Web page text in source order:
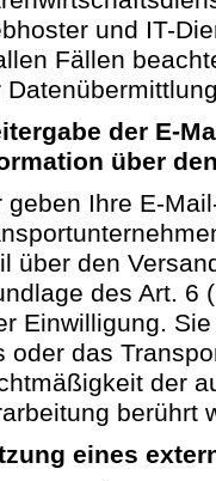
und IT-
Fällen
der E-
über
geben Ihre E-
über den
des Art. 6
Einwilligung.
oder das
der
berührt
eines